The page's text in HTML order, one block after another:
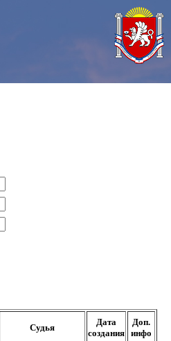
Судья
Дата
создания
Доп.
инфо